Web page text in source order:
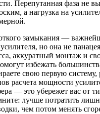
Перепутанная фаза не
а нагрузка на
замыкания —
но она не
аккуратный монтаж и
избежать
свою первую
расчета мощности
— это убережет вас от
лучше потратить
чем потом менять